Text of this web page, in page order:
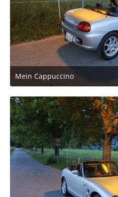
Mein Cappuccino
24. Mai 2026 um 21:36
2